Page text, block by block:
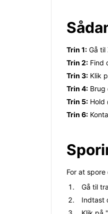
Trin 1: Gå til
Trin 2: Find
Trin 3: Klik
Trin 4: Brug
Trin 5: Hold
Trin 6:
For at
Gå til
Indtast